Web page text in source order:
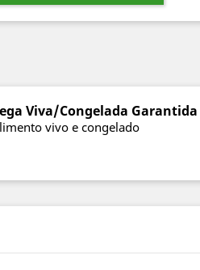
Viva/Congelada Garantida
vivo e congelado